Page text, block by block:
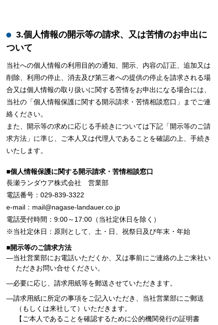
3.個人情報の開示等の請求、又は苦情のお申出に
ついて
当社への個人情報の利用目的の通知、開示、内容の訂正、追加又は
削除、利用の停止、消去及び第三者への提供の停止を請求される場
合又は個人情報の取り扱いに関する苦情をお申出になる場合には、
当社の「個人情報保護に関する開示請求・苦情相談窓口」までご連
絡ください。
また、開示等の求めに応じる手続きについては下記「開示等のご請
求方法」に準じ、ご本人又は代理人であることを確認の上、手続き
いたします。
■個人情報保護に関する開示請求・苦情相談窓口
長瀬ランダウア株式会社 営業部
電話番号：029-839-3322
e-mail：mail@nagase-landauer.co.jp
電話受付時間：9:00～17:00（当社定休日を除く）
※当社定休日：原則として、土・日、祝祭日及び年末・年始
■開示等のご請求方法
―当社営業部にお電話いただくか、又は事前にご連絡の上ご来社い
ただきお問い合せください。
―必要に応じ、請求用紙等を郵送させていただきます。
―請求用紙に所定の事項をご記入いただき、当社営業部にご郵送
（もしくは来社して）いただきます。
【ご本人であることを確認するために公的機関発行の証明書